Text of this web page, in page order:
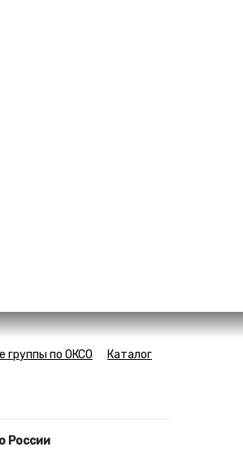
группы по ОКСО
Каталог
России